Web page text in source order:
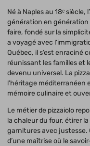
Né à Naples au 18ᵉ siècle,
génération en génération
faire, fondé sur la
a voyagé avec
Québec, il s’est enraciné
réunissant les familles et
devenu universel. La
l’héritage méditerranéen
mémoire culinaire et
Le métier de pizzaiolo
la chaleur du four, étirer
garnitures avec justesse.
d’une maîtrise où le